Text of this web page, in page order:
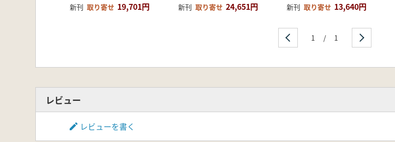
新刊 取り寄せ 19,701円
新刊 取り寄せ 24,651円
新刊 取り寄せ 13,640円
1 / 1
レビュー
レビューを書く